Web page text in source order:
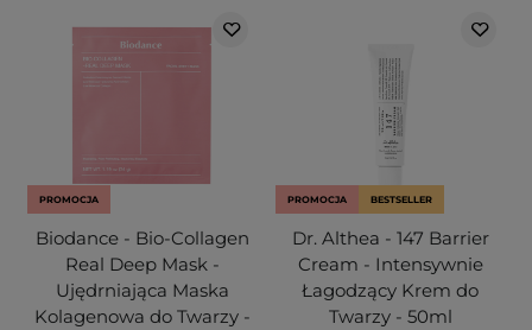
PROMOCJA
Biodance - Bio-Collagen
Real Deep Mask -
Ujędrniająca Maska
Kolagenowa do Twarzy -
PROMOCJA BESTSELLER
Dr. Althea - 147 Barrier
Cream - Intensywnie
Łagodzący Krem do
Twarzy - 50ml